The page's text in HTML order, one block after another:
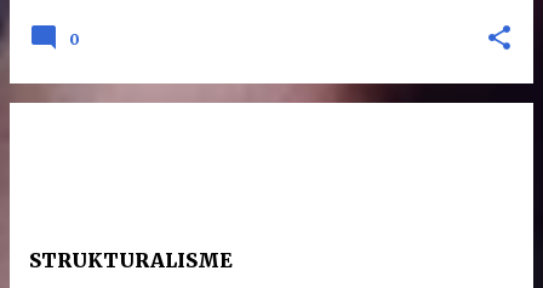
0
STRUKTURALISME